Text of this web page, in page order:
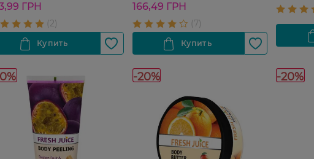
ГРН 166,49 ГРН
-20% -20%